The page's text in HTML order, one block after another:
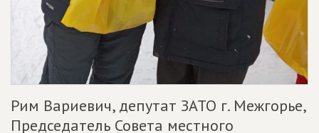
Рим Вариевич, депутат ЗАТО г. Межгорье,
Председатель Совета местного